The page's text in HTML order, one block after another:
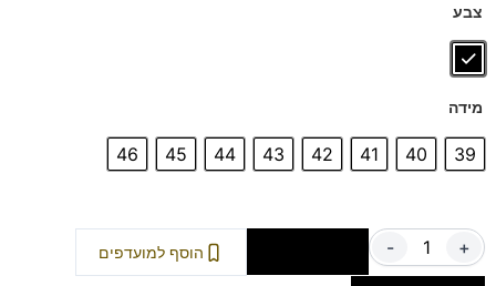
זיעה.
צבע
מידה
39
40
41
42
43
44
45
46
- + הוסף למועדפים